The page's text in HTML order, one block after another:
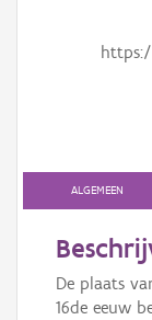
Persoon of collectief
Downloads
Hergebruik
ALGEMEEN
De plaats
16de eeuw